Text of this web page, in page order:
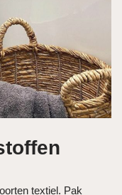
textiel. Pak